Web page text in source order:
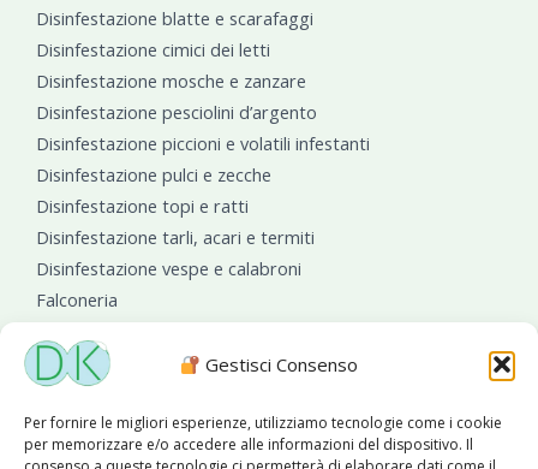
Gestisci Consenso
Per fornire le migliori esperienze, utilizziamo tecnologie come i cookie
per memorizzare e/o accedere alle informazioni del dispositivo. Il
Disinfestazione blatte e scarafaggi
Disinfestazione cimici dei letti
Disinfestazione mosche e zanzare
Disinfestazione pesciolini d’argento
Disinfestazione piccioni e volatili infestanti
Disinfestazione pulci e zecche
Disinfestazione topi e ratti
Disinfestazione tarli, acari e termiti
Disinfestazione vespe e calabroni
Falconeria
Sanificazioni ambientali